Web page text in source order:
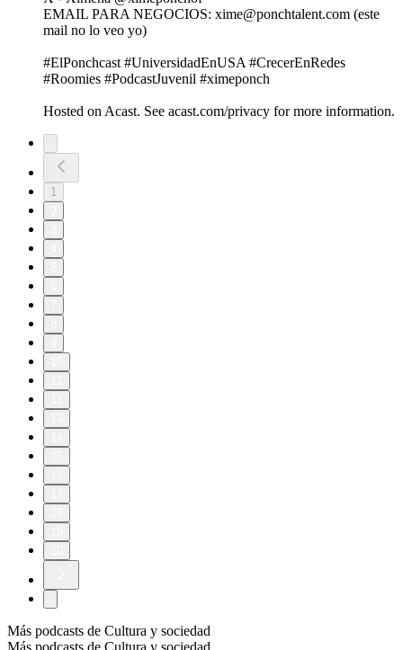
EMAIL PARA NEGOCIOS: xime@ponchtalent.com (este
mail no lo veo yo)
#ElPonchcast #UniversidadEnUSA #CrecerEnRedes
#Roomies #PodcastJuvenil #ximeponch
Hosted on Acast. See acast.com/privacy for more information.
1
Más podcasts de Cultura y sociedad